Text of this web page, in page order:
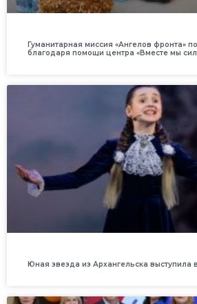
Гуманитарная миссия «Ангелов фронта»
благодаря помощи центра «Вместе мы
Юная звезда из Архангельска выступила